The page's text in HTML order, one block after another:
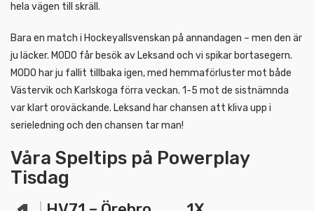
hela vägen till skräll.
Bara en match i Hockeyallsvenskan på annandagen – men den är
ju läcker. MODO får besök av Leksand och vi spikar bortasegern.
MODO har ju fallit tillbaka igen, med hemmaförluster mot både
Västervik och Karlskoga förra veckan. 1-5 mot de sistnämnda
var klart oroväckande. Leksand har chansen att kliva upp i
serieledning och den chansen tar man!
Våra Speltips på Powerplay
Tisdag